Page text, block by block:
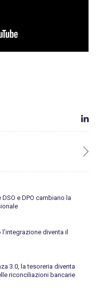
e DPO cambiano la
diventa il
3.0, la tesoreria diventa
riconciliazioni bancarie